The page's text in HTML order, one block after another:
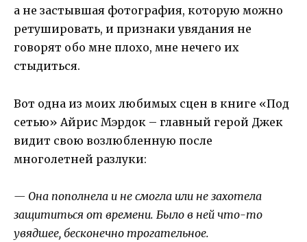
а не застывшая фотография, которую можно
ретушировать, и признаки увядания не
говорят обо мне плохо, мне нечего их
стыдиться.
Вот одна из моих любимых сцен в книге «Под
сетью» Айрис Мэрдок – главный герой Джек
видит свою возлюбленную после
многолетней разлуки:
— Она пополнела и не смогла или не захотела
защититься от времени. Было в ней что-то
увядшее, бесконечно трогательное.